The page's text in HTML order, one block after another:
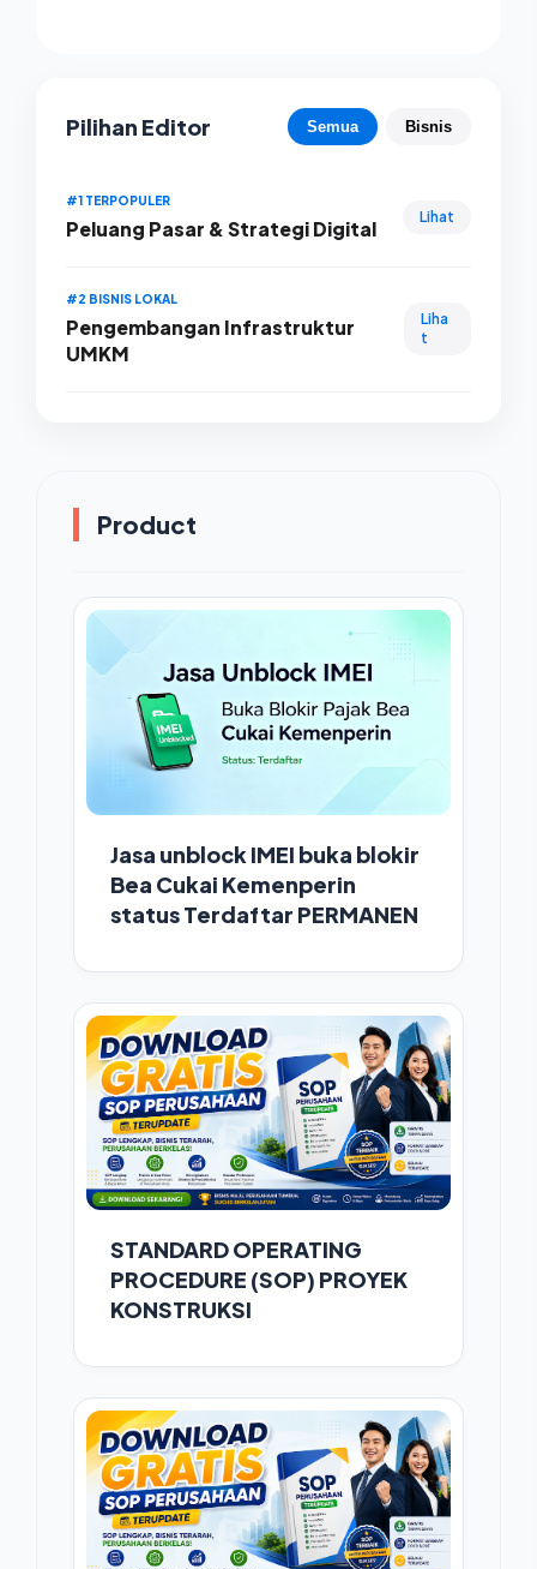
Pilihan Editor Semua Bisnis
#1 TERPOPULER
Peluang Pasar & Strategi Digital Lihat
#2 BISNIS LOKAL
Pengembangan Infrastruktur
UMKM
Liha
t
Product
Jasa unblock IMEI buka blokir
Bea Cukai Kemenperin
status Terdaftar PERMANEN
STANDARD OPERATING
PROCEDURE (SOP) PROYEK
KONSTRUKSI